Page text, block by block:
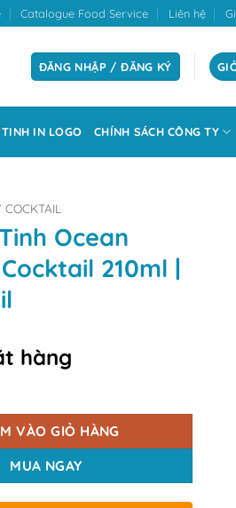
Catalogue Food Service Liên hệ
ĐĂNG NHẬP / ĐĂNG KÝ
IN LOGO CHÍNH SÁCH CÔNG TY
COCKTAIL
Ocean
210ml |
hàng
VÀO GIỎ HÀNG
MUA NGAY